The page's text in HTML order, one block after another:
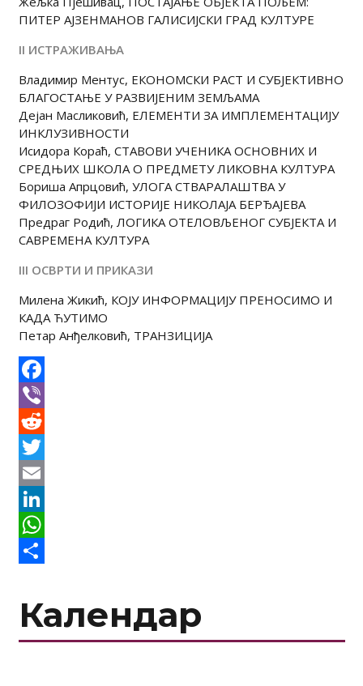
ПИТЕР АЈЗЕНМАНОВ ГАЛИСИЈСКИ ГРАД КУЛТУРЕ
II ИСТРАЖИВАЊА
Владимир Ментус, ЕКОНОМСКИ РАСТ И СУБЈЕКТИВНО
БЛАГОСТАЊЕ У РАЗВИЈЕНИМ ЗЕМЉАМА
Дејан Масликовић, ЕЛЕМЕНТИ ЗА ИМПЛЕМЕНТАЦИЈУ
ИНКЛУЗИВНОСТИ
Исидора Кораћ, СТАВОВИ УЧЕНИКА ОСНОВНИХ И
СРЕДЊИХ ШКОЛА О ПРЕДМЕТУ ЛИКОВНА КУЛТУРА
Бориша Апрцовић, УЛОГА СТВАРАЛАШТВА У
ФИЛОЗОФИЈИ ИСТОРИЈЕ НИКОЛАЈА БЕРЂАЈЕВА
Предраг Родић, ЛОГИКА ОТЕЛОВЉЕНОГ СУБЈЕКТА И
САВРЕМЕНА КУЛТУРА
III ОСВРТИ И ПРИКАЗИ
Милена Жикић, КOЈУ ИНФОРМАЦИЈУ ПРЕНОСИМО И
КАДА ЋУТИМО
Петар Анђелковић, ТРАНЗИЦИЈА
Facebook
Viber
Reddit
Twitter
Email
LinkedIn
WhatsApp
Календар